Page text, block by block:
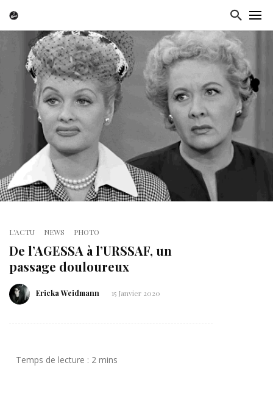
L'ACTU NEWS PHOTO
De l’AGESSA à l’URSSAF, un
passage douloureux
Ericka Weidmann 15 Janvier 2020